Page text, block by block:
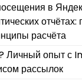
в
отчётах:
расчёта
Личный опыт с
рассылок